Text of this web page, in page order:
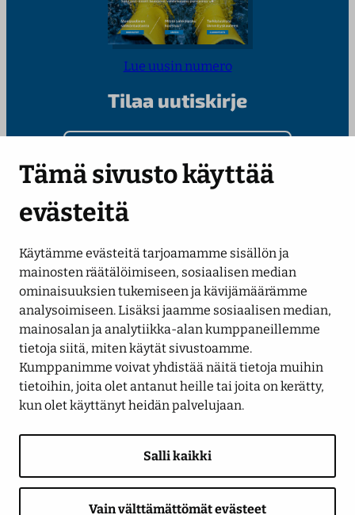
Tämä sivusto käyttää
evästeitä
Käytämme evästeitä tarjoamamme sisällön ja
mainosten räätälöimiseen, sosiaalisen median
ominaisuuksien tukemiseen ja kävijämäärämme
analysoimiseen. Lisäksi jaamme sosiaalisen median,
mainosalan ja analytiikka-alan kumppaneillemme
tietoja siitä, miten käytät sivustoamme.
Kumppanimme voivat yhdistää näitä tietoja muihin
tietoihin, joita olet antanut heille tai joita on kerätty,
kun olet käyttänyt heidän palvelujaan.
Salli kaikki
Vain välttämättömät evästeet
Lue uusin numero
Tilaa uutiskirje
Kirjoita sähköpostiosoitteesi
Seuraa meitä
LinkedIn Facebook InstagramYouTube
SaavutettavuusselosteTietosuojaseloste
Näytä evästeasetukseniAnna palautettaIlmoituskanava